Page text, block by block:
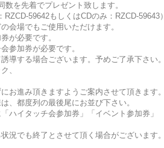
を先着でプレゼント致します。
59642もしくはCDのみ：RZCD-59643）
会場でもご使用いただけます。
が必要です。
参加券が必要です。
導する場合ございます。予めご了承下さい。
、
お進み頂きますようご案内させて頂きます。
、都度列の最後尾にお並び下さい。
ハイタッチ会参加券」「イベント参加券」
況でも終了とさせて頂く場合がございます。